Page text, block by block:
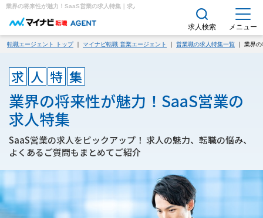
業界の将来性が魅力！SaaS営業の求人特集｜求人・転職エージェント
求人検索 メニュー
転職エージェント トップ｜ マイナビ転職 営業エージェント ｜ 営業職の求人特集一覧 ｜ 業界
求 人 特 集
業界の将来性が魅力！SaaS営業の
求人特集
SaaS営業の求人をピックアップ！ 求人の魅力、転職の悩み、
よくあるご質問もまとめてご紹介